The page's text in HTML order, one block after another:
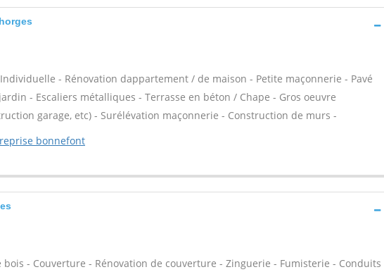
- Rénovation dappartement / de maison - Petite maçonnerie - Pavé
- Escaliers métalliques - Terrasse en béton / Chape - Gros oeuvre
garage, etc) - Surélévation maçonnerie - Construction de murs -
bonnefont
- Couverture - Rénovation de couverture - Zinguerie - Fumisterie - Conduits